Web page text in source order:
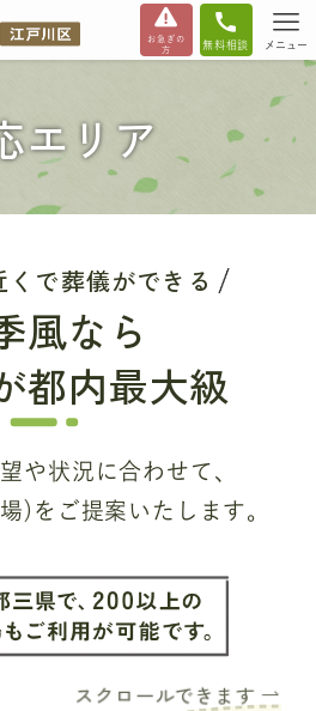
お急ぎの
方
無料相談 メニュー
エリア
くで葬儀ができる
風なら
都内最大級
や状況に合わせて、
)をご提案いたします。
スクロールできます